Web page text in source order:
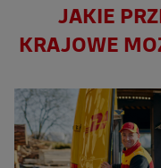
JAKIE
KRAJOWE